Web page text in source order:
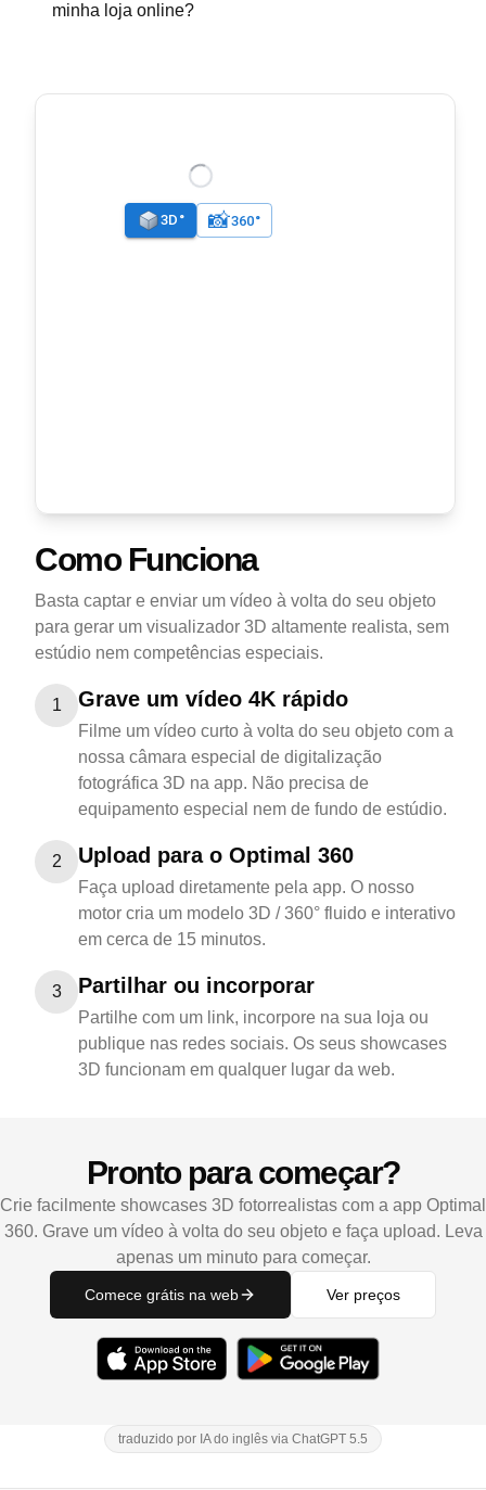
minha loja online?
Como Funciona
Basta captar e enviar um vídeo à volta do seu objeto
para gerar um visualizador 3D altamente realista, sem
estúdio nem competências especiais.
1 Grave um vídeo 4K rápido
Filme um vídeo curto à volta do seu objeto com a
nossa câmara especial de digitalização
fotográfica 3D na app. Não precisa de
equipamento especial nem de fundo de estúdio.
2 Upload para o Optimal 360
Faça upload diretamente pela app. O nosso
motor cria um modelo 3D / 360° fluido e interativo
em cerca de 15 minutos.
3 Partilhar ou incorporar
Partilhe com um link, incorpore na sua loja ou
publique nas redes sociais. Os seus showcases
3D funcionam em qualquer lugar da web.
Pronto para começar?
Crie facilmente showcases 3D fotorrealistas com a app Optimal
360. Grave um vídeo à volta do seu objeto e faça upload. Leva
apenas um minuto para começar.
Comece grátis na web Ver preços
traduzido por IA do inglês via ChatGPT 5.5